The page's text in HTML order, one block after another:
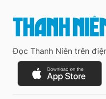
Đọc Thanh Niên trên